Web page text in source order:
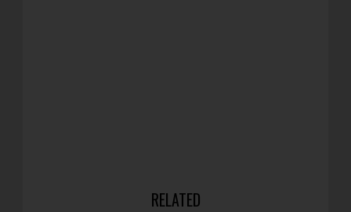
RELATED